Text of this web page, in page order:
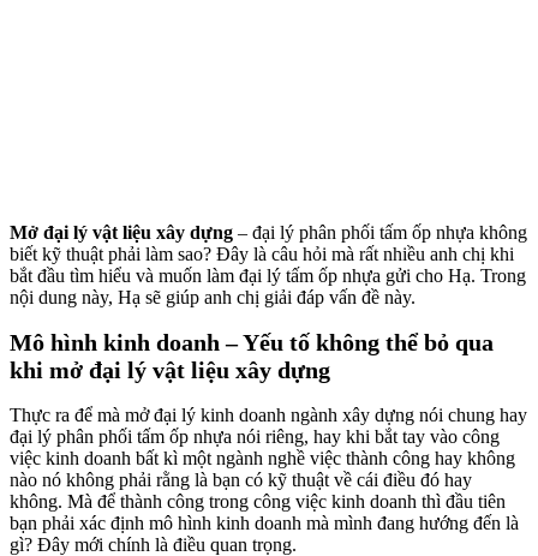
Mở đại lý vật liệu xây dựng – đại lý phân phối tấm ốp nhựa không
biết kỹ thuật phải làm sao? Đây là câu hỏi mà rất nhiều anh chị khi
bắt đầu tìm hiểu và muốn làm đại lý tấm ốp nhựa gửi cho Hạ. Trong
nội dung này, Hạ sẽ giúp anh chị giải đáp vấn đề này.
Mô hình kinh doanh – Yếu tố không thể bỏ qua
khi mở đại lý vật liệu xây dựng
Thực ra để mà mở đại lý kinh doanh ngành xây dựng nói chung hay
đại lý phân phối tấm ốp nhựa nói riêng, hay khi bắt tay vào công
việc kinh doanh bất kì một ngành nghề việc thành công hay không
nào nó không phải rằng là bạn có kỹ thuật về cái điều đó hay
không. Mà để thành công trong công việc kinh doanh thì đầu tiên
bạn phải xác định mô hình kinh doanh mà mình đang hướng đến là
gì? Đây mới chính là điều quan trọng.